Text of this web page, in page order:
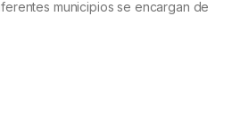
municipios se encargan de